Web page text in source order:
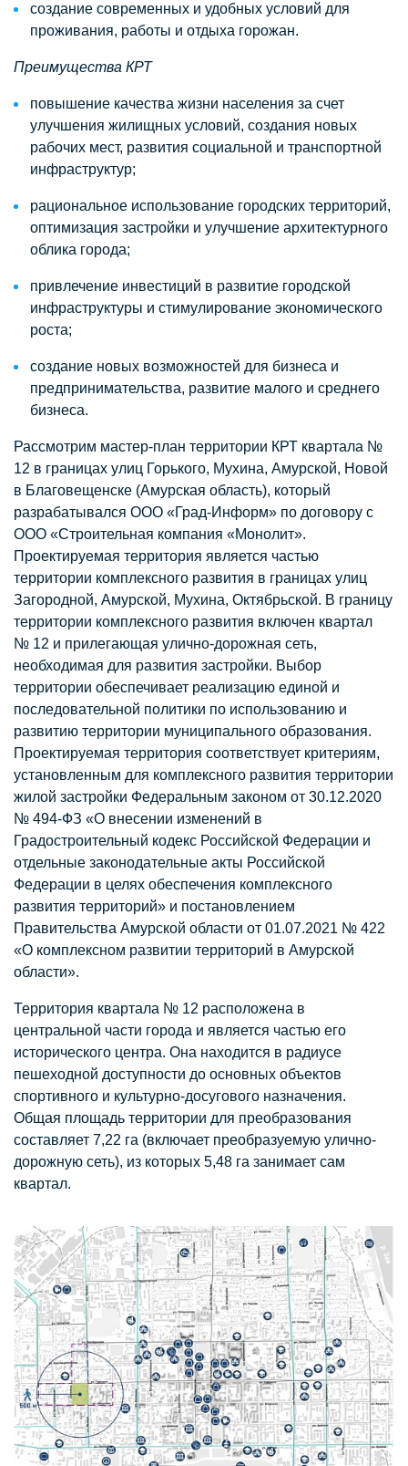
создание современных и удобных условий для
проживания, работы и отдыха горожан.
Преимущества КРТ
повышение качества жизни населения за счет
улучшения жилищных условий, создания новых
рабочих мест, развития социальной и транспортной
инфраструктур;
рациональное использование городских территорий,
оптимизация застройки и улучшение архитектурного
облика города;
привлечение инвестиций в развитие городской
инфраструктуры и стимулирование экономического
роста;
создание новых возможностей для бизнеса и
предпринимательства, развитие малого и среднего
бизнеса.
Рассмотрим мастер-план территории КРТ квартала №
12 в границах улиц Горького, Мухина, Амурской, Новой
в Благовещенске (Амурская область), который
разрабатывался ООО «Град-Информ» по договору с
ООО «Строительная компания «Монолит».
Проектируемая территория является частью
территории комплексного развития в границах улиц
Загородной, Амурской, Мухина, Октябрьской. В границу
территории комплексного развития включен квартал
№ 12 и прилегающая улично-дорожная сеть,
необходимая для развития застройки. Выбор
территории обеспечивает реализацию единой и
последовательной политики по использованию и
развитию территории муниципального образования.
Проектируемая территория соответствует критериям,
установленным для комплексного развития территории
жилой застройки Федеральным законом от 30.12.2020
№ 494-ФЗ «О внесении изменений в
Градостроительный кодекс Российской Федерации и
отдельные законодательные акты Российской
Федерации в целях обеспечения комплексного
развития территорий» и постановлением
Правительства Амурской области от 01.07.2021 № 422
«О комплексном развитии территорий в Амурской
области».
Территория квартала № 12 расположена в
центральной части города и является частью его
исторического центра. Она находится в радиусе
пешеходной доступности до основных объектов
спортивного и культурно-досугового назначения.
Общая площадь территории для преобразования
составляет 7,22 га (включает преобразуемую улично-
дорожную сеть), из которых 5,48 га занимает сам
квартал.